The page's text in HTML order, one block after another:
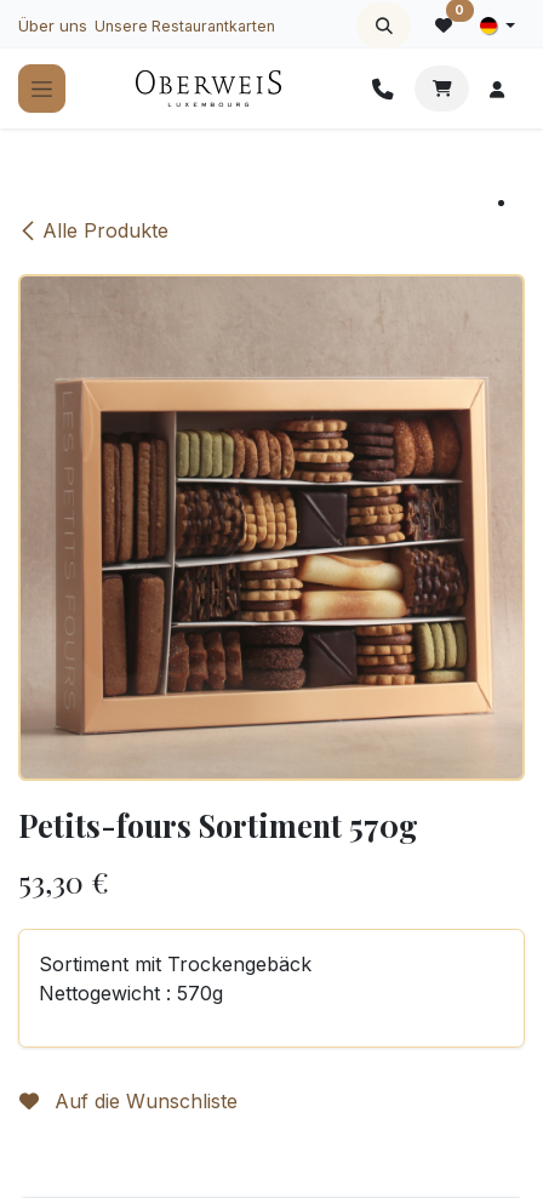
Zum Inhalt springen
Über uns Unsere Restaurantkarten
0
Alle Produkte
Petits-fours Sortiment 570g
53,30 €
Sortiment mit Trockengebäck
Nettogewicht : 570g
Auf die Wunschliste